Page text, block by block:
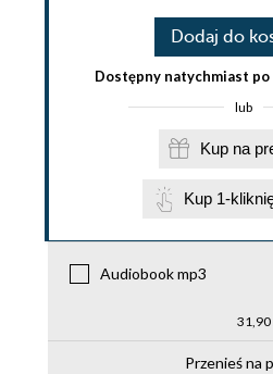
Dodaj do
Dostępny natychmiast po
lub
Kup
Kup 1-
Audiobook mp3
31,90
Przenieś na